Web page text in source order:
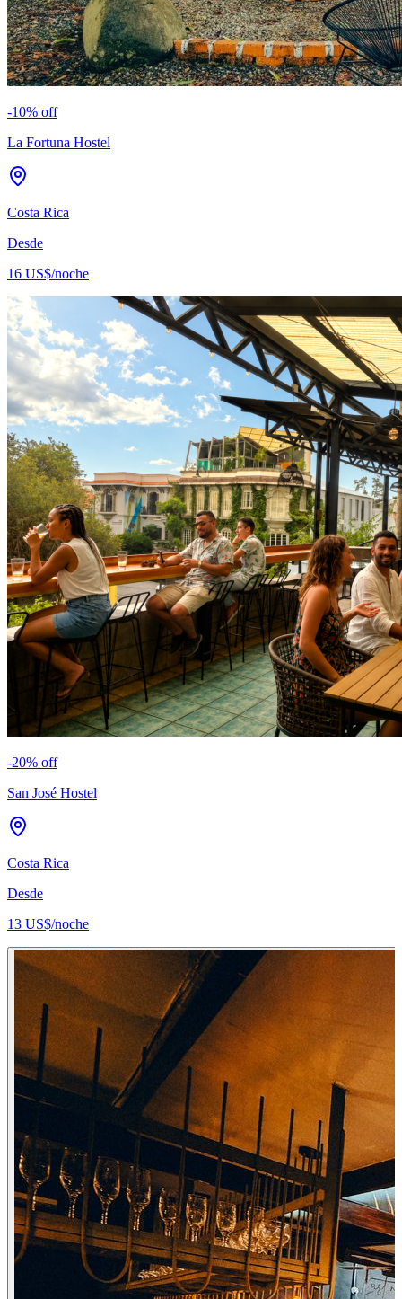
-10% off
La Fortuna Hostel
Costa Rica
Desde
16 US$/noche
-20% off
San José Hostel
Costa Rica
Desde
13 US$/noche